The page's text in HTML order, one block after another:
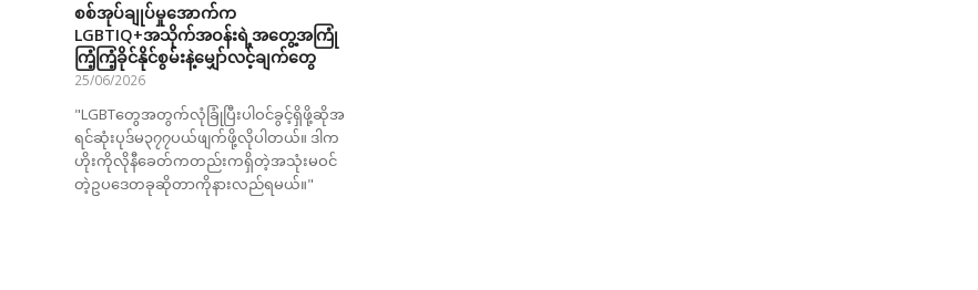
စစ်အုပ်ချုပ်မှုအောက်က
LGBTIQ+အသိုက်အဝန်းရဲ့အတွေ့အကြုံ
ကြံ့ကြံ့ခိုင်နိုင်စွမ်းနဲ့မျှော်လင့်ချက်တွေ
25/06/2026
"LGBTတွေအတွက်လုံခြုံပြီးပါဝင်ခွင့်ရှိဖို့ဆိုအ
ရင်ဆုံးပုဒ်မ၃၇၇ပယ်ဖျက်ဖို့လိုပါတယ်။ ဒါက
ဟိုးကိုလိုနီခေတ်ကတည်းကရှိတဲ့အသုံးမဝင်
တဲ့ဥပဒေတခုဆိုတာကိုနားလည်ရမယ်။"